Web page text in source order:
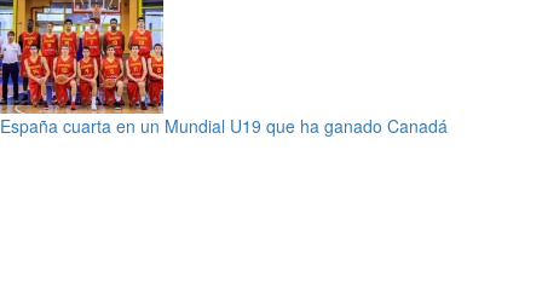
España cuarta en un Mundial U19 que ha ganado Canadá